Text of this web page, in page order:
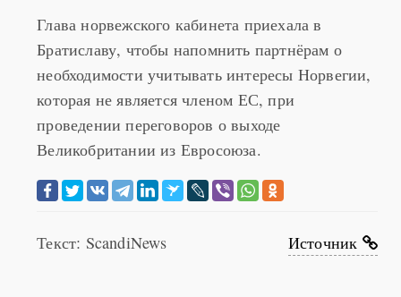
Глава норвежского кабинета приехала в
Братиславу, чтобы напомнить партнёрам о
необходимости учитывать интересы Норвегии,
которая не является членом ЕС, при
проведении переговоров о выходе
Великобритании из Евросоюза.
Текст: ScandiNews Источник